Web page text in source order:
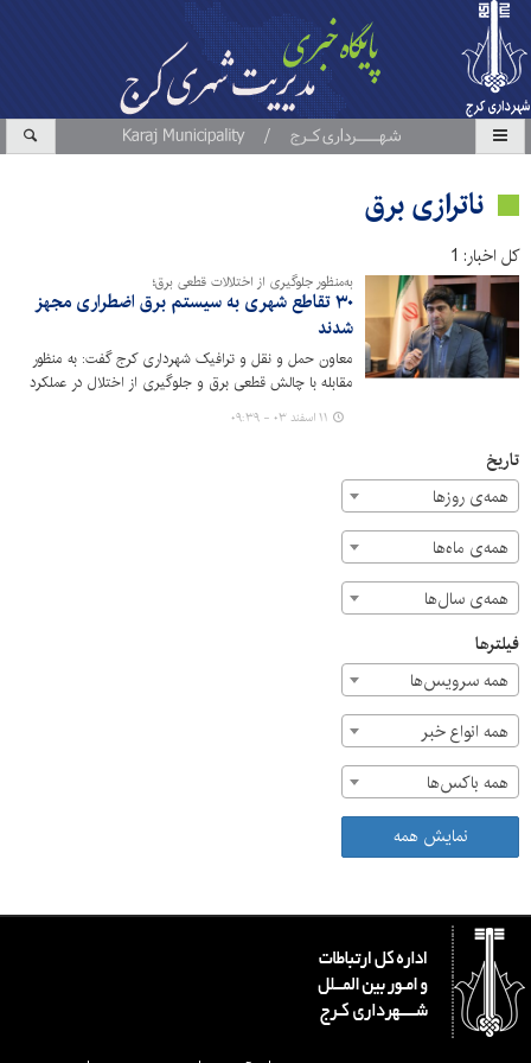
ناترازی برق
کل اخبار: 1
به‌منظور جلوگیری از اختلالات قطعی برق؛
۳۰ تقاطع شهری به سیستم برق اضطراری مجهز
شدند
معاون حمل و نقل و ترافیک شهرداری کرج گفت: به منظور
مقابله با چالش قطعی برق و جلوگیری از اختلال در عملکرد
اضطراری (UPS) تجهیز شده است.
۱۱ اسفند ۰۳ - ۰۹:۳۹
تاریخ
همه‌ی روزها
همه‌ی ماه‌ها
همه‌ی سال‌ها
فیلترها
همه سرویس‌ها
همه انواع خبر
همه باکس‌ها
نمایش همه